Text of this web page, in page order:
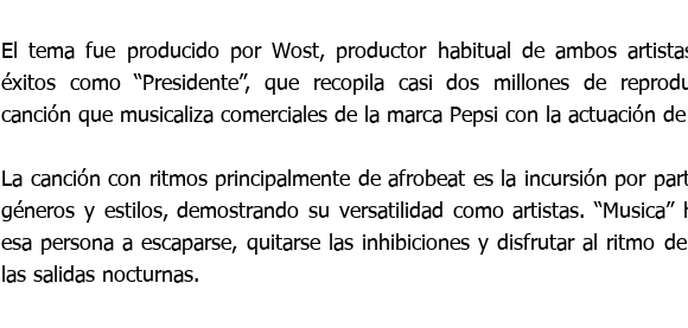
El tema fue producido por Wost, productor habitual de ambos
éxitos como “Presidente”, que recopila casi dos millones de
canción que musicaliza comerciales de la marca Pepsi con la actuación
La canción con ritmos principalmente de afrobeat es la incursión por
géneros y estilos, demostrando su versatilidad como artistas. “Musica”
esa persona a escaparse, quitarse las inhibiciones y disfrutar al ritmo
las salidas nocturnas.